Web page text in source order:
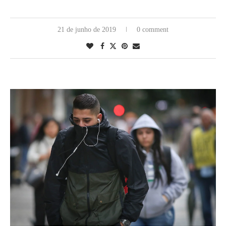
21 de junho de 2019 0 comment